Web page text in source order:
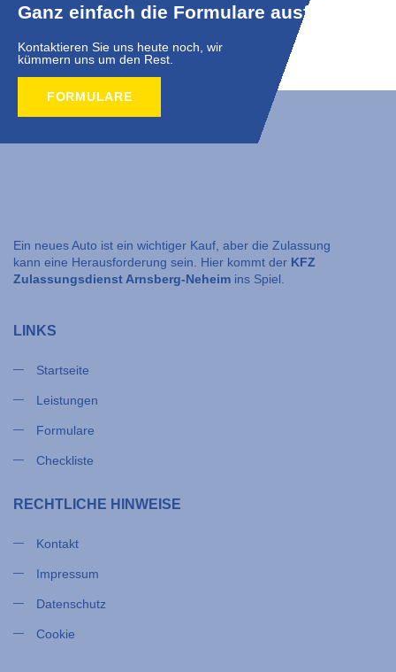
Ganz einfach die Formulare ausfüllen.
Kontaktieren Sie uns heute noch, wir
kümmern uns um den Rest.
FORMULARE
Ein neues Auto ist ein wichtiger Kauf, aber die Zulassung
kann eine Herausforderung sein. Hier kommt der KFZ
Zulassungsdienst Arnsberg-Neheim ins Spiel.
LINKS
Startseite
Leistungen
Formulare
Checkliste
RECHTLICHE HINWEISE
Kontakt
Impressum
Datenschutz
Cookie